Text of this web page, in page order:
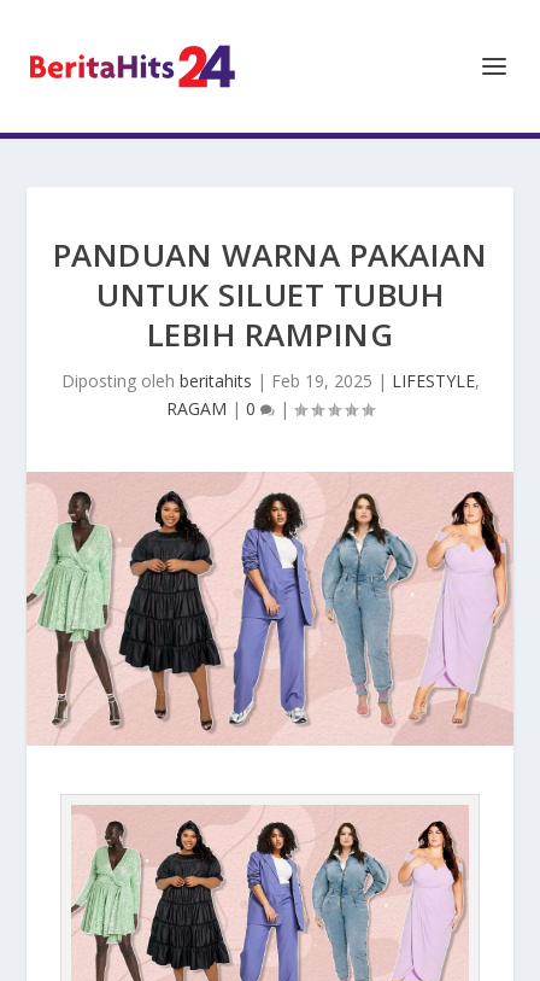
PANDUAN WARNA PAKAIAN
UNTUK SILUET TUBUH
LEBIH RAMPING
Diposting oleh beritahits | Feb 19, 2025 | LIFESTYLE,
RAGAM | 0 |